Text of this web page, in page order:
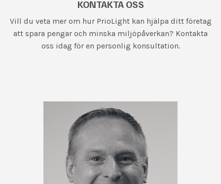
KONTAKTA OSS
Vill du veta mer om hur PrioLight kan hjälpa ditt företag
att spara pengar och minska miljöpåverkan? Kontakta
oss idag för en personlig konsultation.